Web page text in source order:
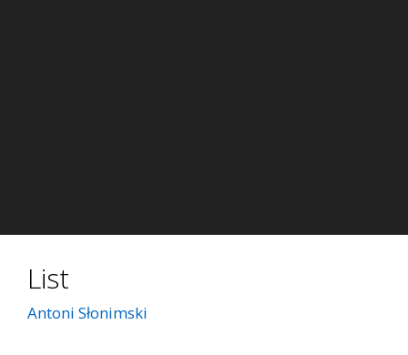
List
Antoni Słonimski